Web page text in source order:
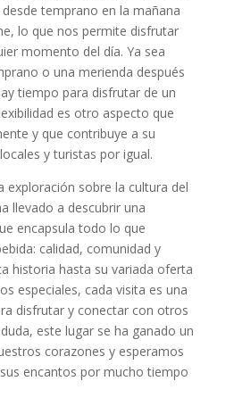
temprano en la mañana
lo que nos permite disfrutar
momento del día. Ya sea
o una merienda después
tiempo para disfrutar de un
es otro aspecto que
y que contribuye a su
y turistas por igual.
exploración sobre la cultura del
llevado a descubrir una
encapsula todo lo que
calidad, comunidad y
historia hasta su variada oferta
especiales, cada visita es una
disfrutar y conectar con otros
este lugar se ha ganado un
corazones y esperamos
encantos por mucho tiempo